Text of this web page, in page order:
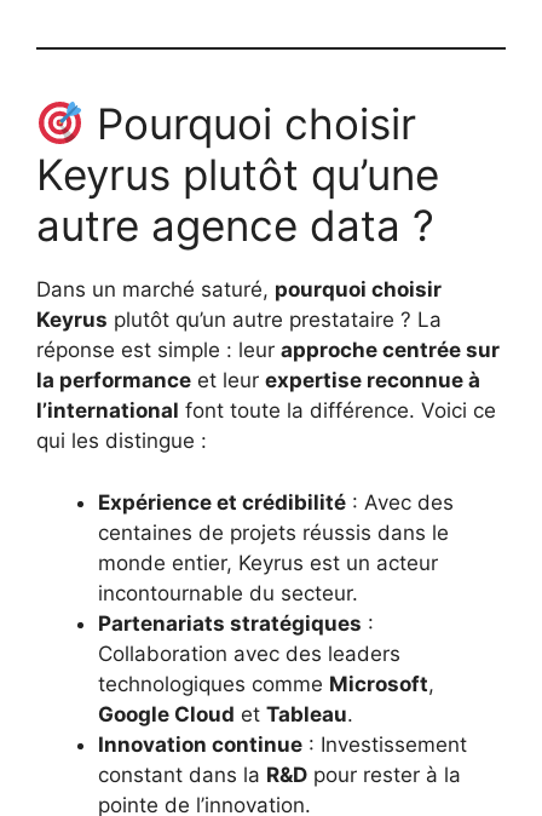
Pourquoi choisir
Keyrus plutôt qu’une
autre agence data ?
Dans un marché saturé, pourquoi choisir
Keyrus plutôt qu’un autre prestataire ? La
réponse est simple : leur approche centrée sur
la performance et leur expertise reconnue à
l’international font toute la différence. Voici ce
qui les distingue :
Expérience et crédibilité : Avec des
centaines de projets réussis dans le
monde entier, Keyrus est un acteur
incontournable du secteur.
Partenariats stratégiques :
Collaboration avec des leaders
technologiques comme Microsoft,
Google Cloud et Tableau.
Innovation continue : Investissement
constant dans la R&D pour rester à la
pointe de l’innovation.